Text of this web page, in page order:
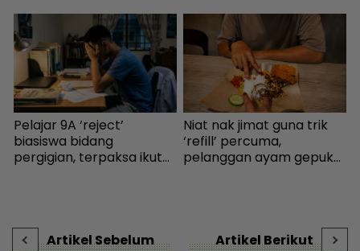
Pelajar 9A ‘reject’
biasiswa bidang
pergigian, terpaksa ikut
Niat nak jimat guna trik
‘refill’ percuma,
pelanggan ayam gepuk
Artikel Sebelum
Artikel Berikut